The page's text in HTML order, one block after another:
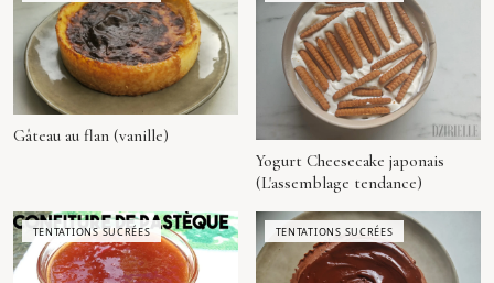
Gâteau au flan (vanille)
Yogurt Cheesecake japonais
(L'assemblage tendance)
TENTATIONS SUCRÉES TENTATIONS SUCRÉES